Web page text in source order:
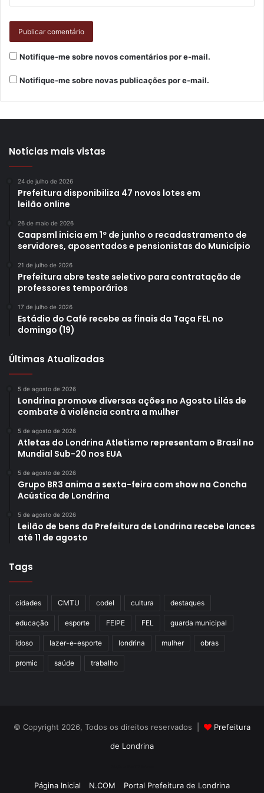
até a BR-369, sendo que antes houve execução desde a
Leste-Oeste até o Centro Cívico”, detalhou.
Jardim Vitória Régia
Notifique-me sobre novos comentários por e-mail.
Notifique-me sobre novas publicações por e-mail.
Notícias mais vistas
24 de julho de 2026
Prefeitura disponibiliza 47 novos lotes em
leilão online
26 de maio de 2026
Caapsml inicia em 1º de junho o recadastramento de
servidores, aposentados e pensionistas do Município
21 de julho de 2026
Prefeitura abre teste seletivo para contratação de
professores temporários
17 de julho de 2026
Estádio do Café recebe as finais da Taça FEL no
domingo (19)
Últimas Atualizadas
5 de agosto de 2026
Londrina promove diversas ações no Agosto Lilás de
combate à violência contra a mulher
5 de agosto de 2026
Atletas do Londrina Atletismo representam o Brasil no
Mundial Sub-20 nos EUA
5 de agosto de 2026
Grupo BR3 anima a sexta-feira com show na Concha
Acústica de Londrina
5 de agosto de 2026
Leilão de bens da Prefeitura de Londrina recebe lances
até 11 de agosto
Tags
cidades CMTU codel cultura destaques
educação esporte FEIPE FEL guarda municipal
idoso lazer-e-esporte londrina mulher obras
promic saúde trabalho
© Copyright 2026, Todos os direitos reservados |
Prefeitura
de Londrina
Página Inicial N.COM Portal Prefeitura de Londrina